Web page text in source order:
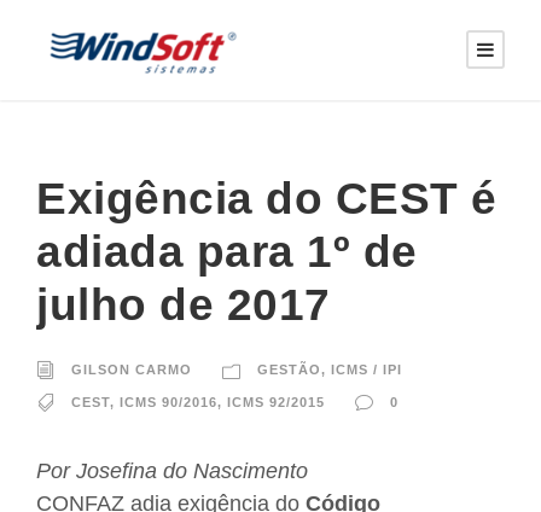
Exigência do CEST é
adiada para 1º de
julho de 2017
GILSON CARMO GESTÃO, ICMS / IPI
CEST, ICMS 90/2016, ICMS 92/2015 0
Por Josefina do Nascimento
CONFAZ adia exigência do Código